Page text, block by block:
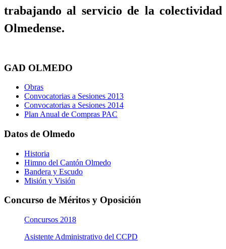
trabajando al servicio de la colectividad
Olmedense.
GAD OLMEDO
Obras
Convocatorias a Sesiones 2013
Convocatorias a Sesiones 2014
Plan Anual de Compras PAC
Datos de Olmedo
Historia
Himno del Cantón Olmedo
Bandera y Escudo
Misión y Visión
Concurso de Méritos y Oposición
Concursos 2018
Asistente Administrativo del CCPD